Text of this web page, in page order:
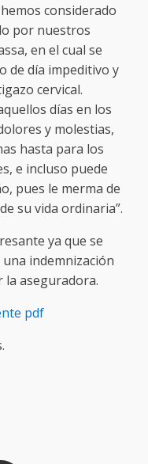
considerado
por nuestros
en el cual se
de día impeditivo y
cervical.
días en los
y molestias,
hasta para los
e incluso puede
pues le merma de
su vida ordinaria”.
ya que se
indemnización
la aseguradora.
pdf